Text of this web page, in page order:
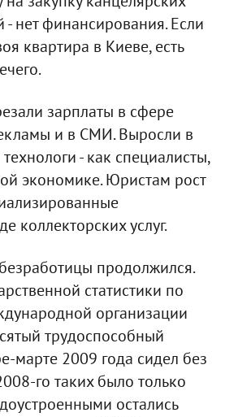
нет финансирования. Если
квартира в Киеве, есть
зарплаты в сфере
и в СМИ. Выросли в
- как специалисты,
экономике. Юристам рост
коллекторских услуг.
продолжился.
статистики по
организации
трудоспособный
марте 2009 года сидел без
го таких было только
остались